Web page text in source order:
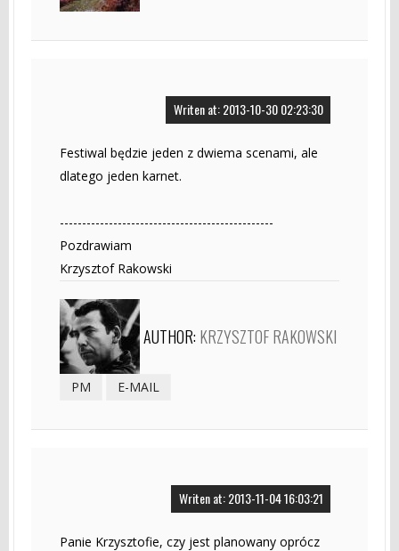
Writen at: 2013-10-30 02:23:30
Festiwal będzie jeden z dwiema scenami, ale
dlatego jeden karnet.
------------------------------------------------
Pozdrawiam
Krzysztof Rakowski
AUTHOR: KRZYSZTOF RAKOWSKI
PM E-MAIL
Writen at: 2013-11-04 16:03:21
Panie Krzysztofie, czy jest planowany oprócz